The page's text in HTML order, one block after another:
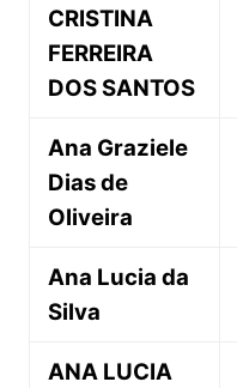
CRISTINA
FERREIRA
DOS SANTOS
Ana Graziele
Dias de
Oliveira
Ana Lucia da
Silva
ANA LUCIA